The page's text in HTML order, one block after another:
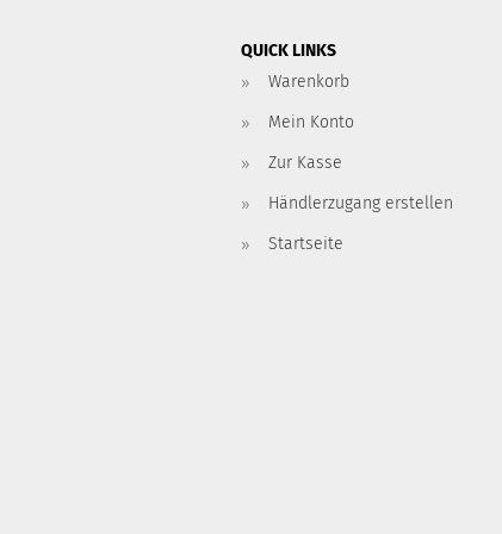
QUICK LINKS
Warenkorb
Mein Konto
Zur Kasse
Händlerzugang erstellen
Startseite